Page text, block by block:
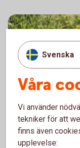
8032 Sommar
Svenska
Våra
Vi använder
tekniker för att
finns även
upplevelse: